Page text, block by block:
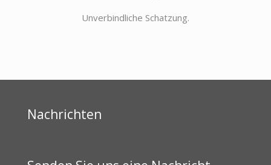
Unverbindliche Schatzung.
Nachrichten